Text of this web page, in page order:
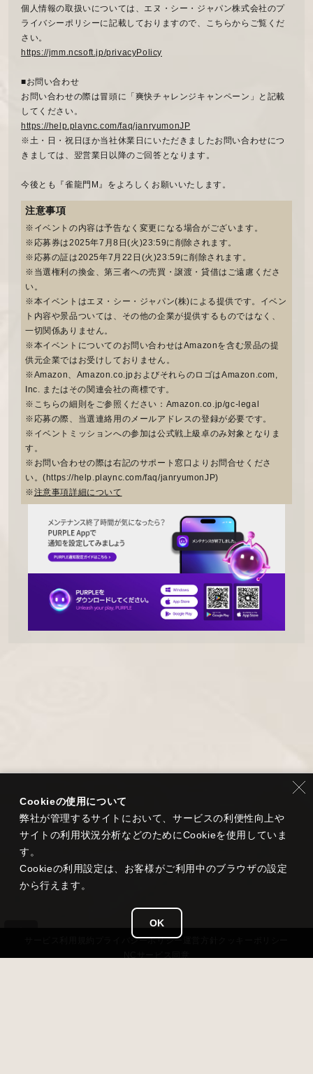
個人情報の取扱いについては、エヌ・シー・ジャパン株式会社のプ
ライバシーポリシーに記載しておりますので、こちらからご覧くだ
さい。
https://jmm.ncsoft.jp/privacyPolicy
■お問い合わせ
お問い合わせの際は冒頭に「爽快チャレンジキャンペーン」と記載
してください。
https://help.plaync.com/faq/janryumonJP
※土・日・祝日ほか当社休業日にいただきましたお問い合わせにつ
きましては、翌営業日以降のご回答となります。
今後とも『雀龍門M』をよろしくお願いいたします。
注意事項
※イベントの内容は予告なく変更になる場合がございます。
※応募券は2025年7月8日(火)23:59に削除されます。
※応募の証は2025年7月22日(火)23:59に削除されます。
※当選権利の換金、第三者への売買・譲渡・貸借はご遠慮くださ
い。
※本イベントはエヌ・シー・ジャパン(株)による提供です。イベン
ト内容や景品ついては、その他の企業が提供するものではなく、
一切関係ありません。
※本イベントについてのお問い合わせはAmazonを含む景品の提
供元企業ではお受けしておりません。
※Amazon、Amazon.co.jpおよびそれらのロゴはAmazon.com,
Inc. またはその関連会社の商標です。
※こちらの細則をご参照ください：Amazon.co.jp/gc-legal
※応募の際、当選連絡用のメールアドレスの登録が必要です。
※イベントミッションへの参加は公式戦上級卓のみ対象となりま
す。
※お問い合わせの際は右記のサポート窓口よりお問合せくださ
い。(https://help.plaync.com/faq/janryumonJP)
※注意事項詳細について
プライバシーポリシー
Cookieの使用について
弊社が管理するサイトにおいて、サービスの利便性向上や
サイトの利用状況分析などのためにCookieを使用していま
す。
Cookieの利用設定は、お客様がご利用中のブラウザの設定
から行えます。
OK